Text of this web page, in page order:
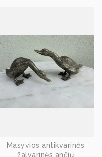
Masyvios antikvarinės
žalvarinės ančių